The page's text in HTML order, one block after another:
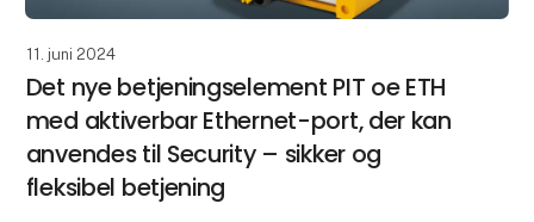
11. juni 2024
Det nye betjeningselement PIT oe ETH
med aktiverbar Ethernet-port, der kan
anvendes til Security – sikker og
fleksibel betjening